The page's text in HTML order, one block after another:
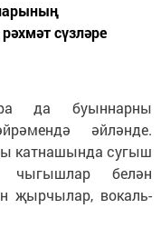
сүзләре
да буыннарны
әйләнде.
катнашында сугыш
чыгышлар белән
җырчылар, вокаль-